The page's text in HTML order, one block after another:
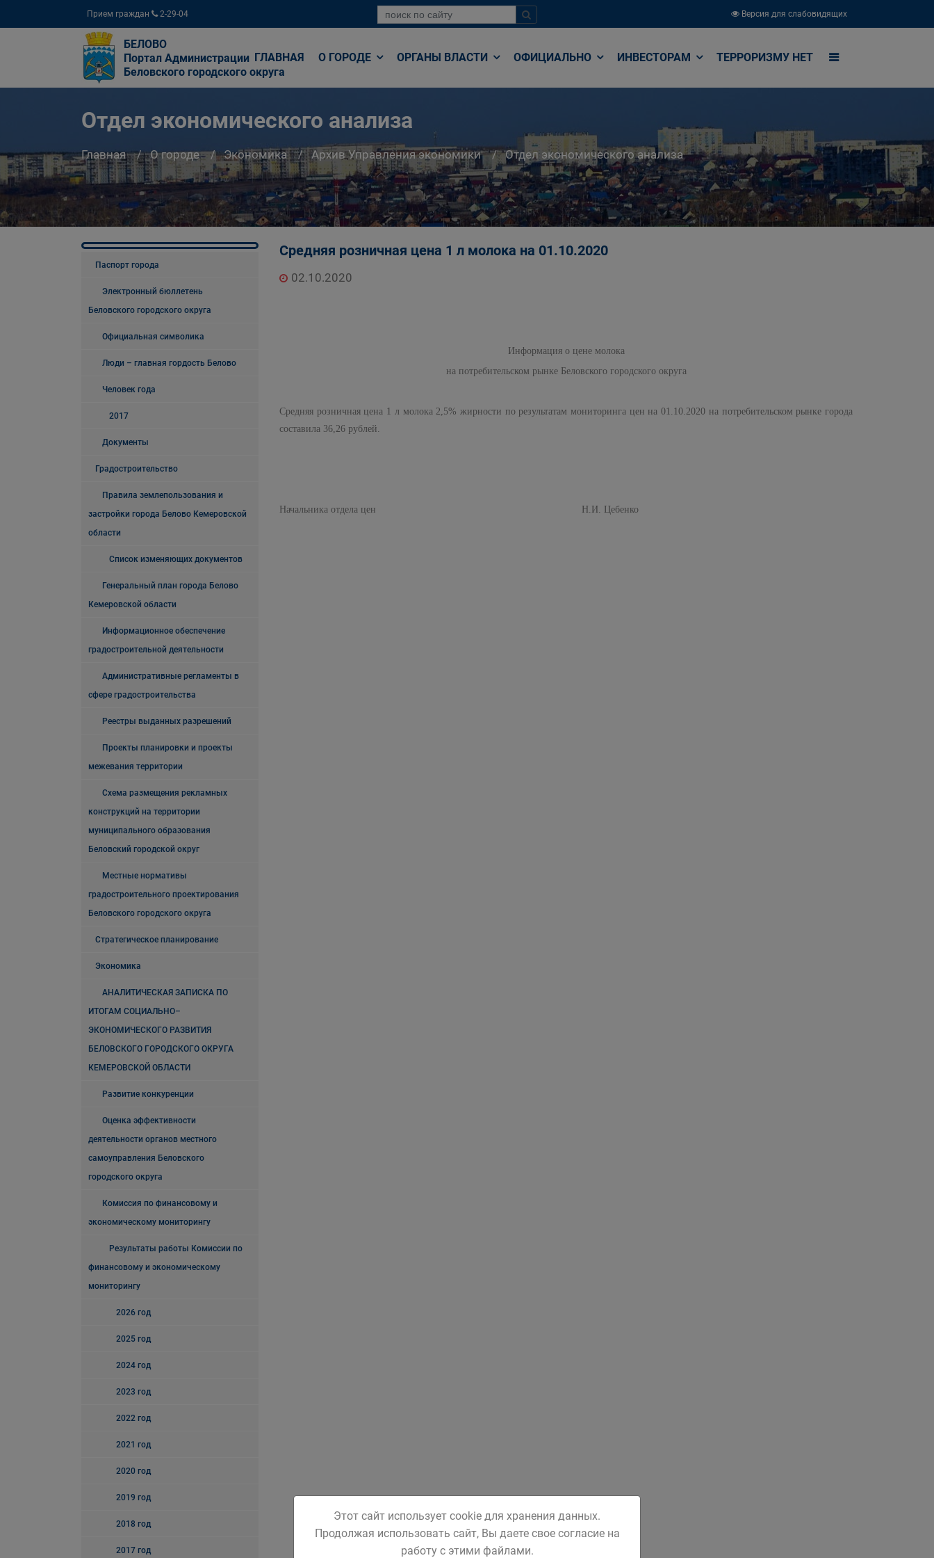
Прием граждан 2-29-04 Версия для слабовидящих
БЕЛОВО
Портал Администрации
Беловского городского округа
ГЛАВНАЯ О ГОРОДЕ ОРГАНЫ ВЛАСТИ ОФИЦИАЛЬНО ИНВЕСТОРАМ ТЕРРОРИЗМУ НЕТ
Отдел экономического анализа
Главная О городе Экономика Архив Управления экономики Отдел экономического анализа
Паспорт города
Электронный бюллетень
Беловского городского округа
Официальная символика
Люди – главная гордость Белово
Человек года
2017
Документы
Градостроительство
Правила землепользования и
застройки города Белово Кемеровской
области
Список изменяющих документов
Генеральный план города Белово
Кемеровской области
Информационное обеспечение
градостроительной деятельности
Административные регламенты в
сфере градостроительства
Реестры выданных разрешений
Проекты планировки и проекты
межевания территории
Схема размещения рекламных
конструкций на территории
муниципального образования
Беловский городской округ
Местные нормативы
градостроительного проектирования
Беловского городского округа
Стратегическое планирование
Экономика
АНАЛИТИЧЕСКАЯ ЗАПИСКА ПО
ИТОГАМ СОЦИАЛЬНО–
ЭКОНОМИЧЕСКОГО РАЗВИТИЯ
БЕЛОВСКОГО ГОРОДСКОГО ОКРУГА
КЕМЕРОВСКОЙ ОБЛАСТИ
Развитие конкуренции
Оценка эффективности
деятельности органов местного
самоуправления Беловского
городского округа
Комиссия по финансовому и
экономическому мониторингу
Результаты работы Комиссии по
финансовому и экономическому
мониторингу
2026 год
2025 год
2024 год
2023 год
2022 год
2021 год
2020 год
2019 год
2018 год
2017 год
Средняя розничная цена 1 л молока на 01.10.2020
02.10.2020
Информация о цене молока
на потребительском рынке Беловского городского округа
Средняя розничная цена 1 л молока 2,5% жирности по результатам мониторинга цен на 01.10.2020 на потребительском рынке города
составила 36,26 рублей.
Начальника отдела цен Н.И. Цебенко
Этот сайт использует cookie для хранения данных.
Продолжая использовать сайт, Вы даете свое согласие на
работу с этими файлами.